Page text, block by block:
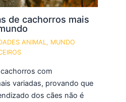
de cachorros mais
ANIMAL , MUNDO
com
variadas, provando que
dos cães não é